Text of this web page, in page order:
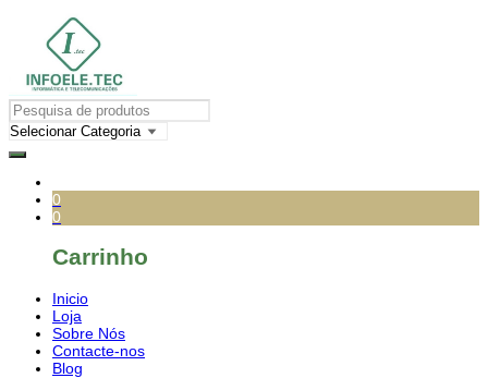
0
0
Carrinho
Inicio
Loja
Sobre Nós
Contacte-nos
Blog